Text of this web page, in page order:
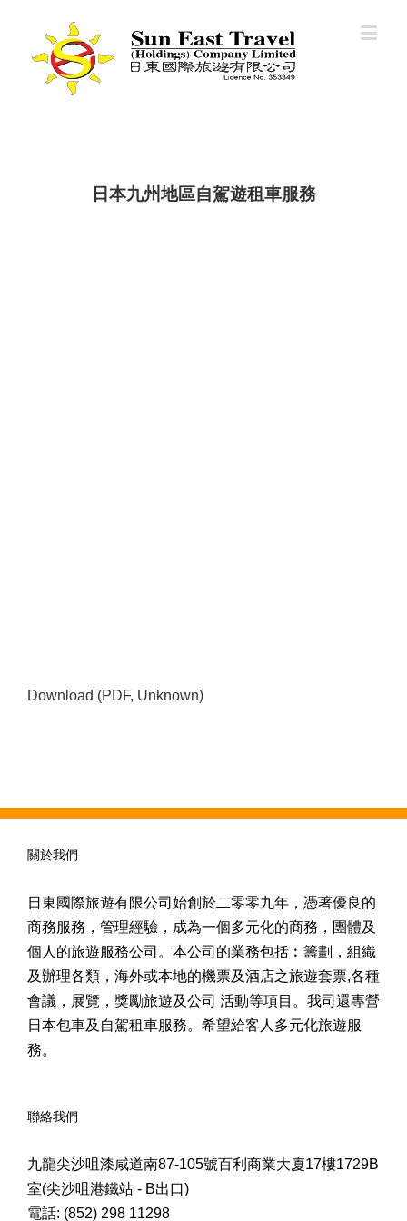
日本九州地區自駕遊租車服務
Download (PDF, Unknown)
關於我們
日東國際旅遊有限公司始創於二零零九年，憑著優良的
商務服務，管理經驗，成為一個多元化的商務，團體及
個人的旅遊服務公司。本公司的業務包括︰籌劃，組織
及辦理各類，海外或本地的機票及酒店之旅遊套票,各種
會議，展覽，獎勵旅遊及公司 活動等項目。我司還專營
日本包車及自駕租車服務。希望給客人多元化旅遊服
務。
聯絡我們
九龍尖沙咀漆咸道南87-105號百利商業大廈17樓1729B
室(尖沙咀港鐵站 - B出口)
電話: (852) 298 11298